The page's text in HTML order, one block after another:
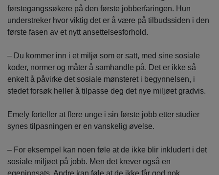
førstegangssøkere på den første jobberfaringen. Hun
understreker hvor viktig det er å være på tilbudssiden i den
første fasen av et nytt ansettelsesforhold.
– Du kommer inn i et miljø som er satt, med sine sosiale
koder, normer og måter å samhandle på. Det er ikke så
enkelt å påvirke det sosiale mønsteret i begynnelsen, i
stedet forsøk heller å tilpasse deg det nye miljøet gradvis.
Emely forteller at flere unge i sin første jobb etter studier
synes tilpasningen er en vanskelig øvelse.
– For eksempel kan noen føle at de ikke blir inkludert i det
sosiale miljøet på jobb. Men det krever også en